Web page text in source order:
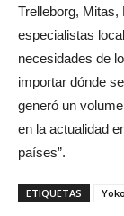
Trelleborg,
especialistas
necesidades de
importar dónde
generó un
en la actualidad
países”.
ETIQUETAS